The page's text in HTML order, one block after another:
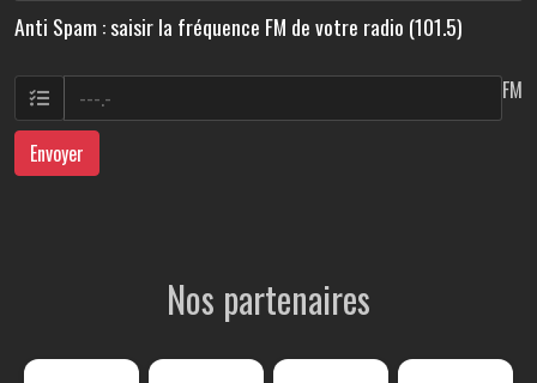
Anti Spam : saisir la fréquence FM de votre radio (101.5)
FM
Envoyer
Nos partenaires